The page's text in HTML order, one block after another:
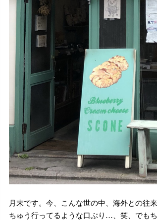
月末です。今、こんな世の中、海外との往
ちゅう行ってるような口ぶり…、笑、でも